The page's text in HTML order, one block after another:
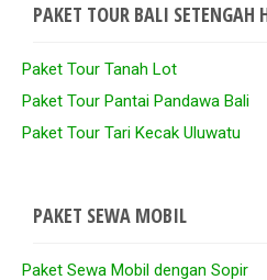
PAKET TOUR BALI SETENGAH
Paket Tour Tanah Lot
Paket Tour Pantai Pandawa Bali
Paket Tour Tari Kecak Uluwatu
PAKET SEWA MOBIL
Paket Sewa Mobil dengan Sopir